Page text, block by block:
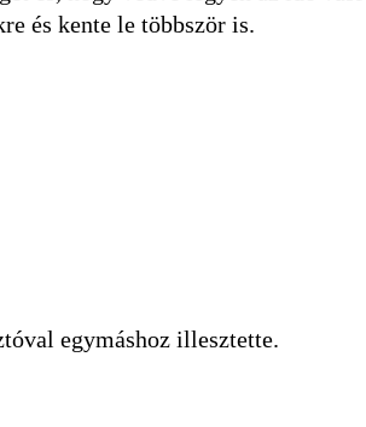
és kente le többször is.
egymáshoz illesztette.